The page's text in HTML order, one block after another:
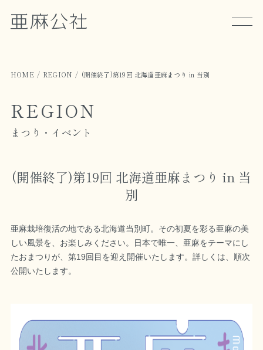
HOME REGION (開催終了)第19回 北海道亜麻まつり in 当別
REGION
まつり・イベント
(開催終了)第19回 北海道亜麻まつり in 当
別
亜麻栽培復活の地である北海道当別町。その初夏を彩る亜麻の美
しい風景を、お楽しみください。日本で唯一、亜麻をテーマにし
たおまつりが、第19回目を迎え開催いたします。詳しくは、順次
公開いたします。